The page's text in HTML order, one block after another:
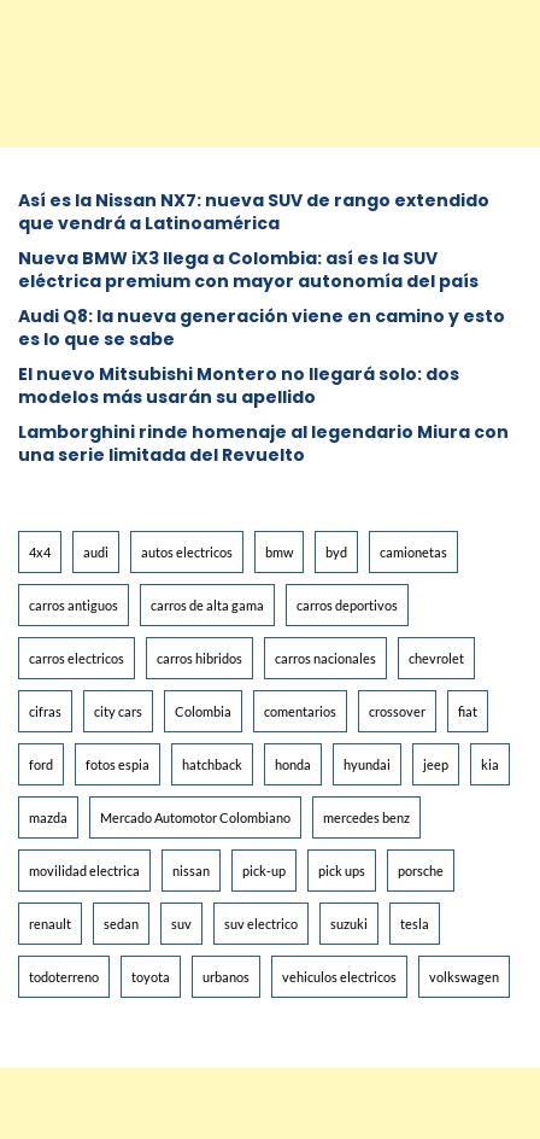
Así es la Nissan NX7: nueva SUV de rango extendido
que vendrá a Latinoamérica
Nueva BMW iX3 llega a Colombia: así es la SUV
eléctrica premium con mayor autonomía del país
Audi Q8: la nueva generación viene en camino y esto
es lo que se sabe
⁠El nuevo Mitsubishi Montero no llegará solo: dos
modelos más usarán su apellido
Lamborghini rinde homenaje al legendario Miura con
una serie limitada del Revuelto
4x4 audi autos electricos bmw byd camionetas
carros antiguos carros de alta gama carros deportivos
carros electricos carros hibridos carros nacionales chevrolet
cifras city cars Colombia comentarios crossover fiat
ford fotos espia hatchback honda hyundai jeep kia
mazda Mercado Automotor Colombiano mercedes benz
movilidad electrica nissan pick-up pick ups porsche
renault sedan suv suv electrico suzuki tesla
todoterreno toyota urbanos vehiculos electricos volkswagen